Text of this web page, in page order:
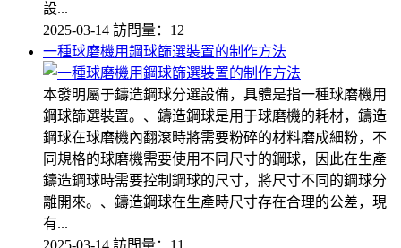
設...
2025-03-14 訪問量：12
一種球磨機用鋼球篩選裝置的制作方法
本發明屬于鑄造鋼球分選設備，具體是指一種球磨機用
鋼球篩選裝置。、鑄造鋼球是用于球磨機的耗材，鑄造
鋼球在球磨機內翻滾時將需要粉碎的材料磨成細粉，不
同規格的球磨機需要使用不同尺寸的鋼球，因此在生產
鑄造鋼球時需要控制鋼球的尺寸，將尺寸不同的鋼球分
離開來。、鑄造鋼球在生產時尺寸存在合理的公差，現
有...
2025-03-14 訪問量：11